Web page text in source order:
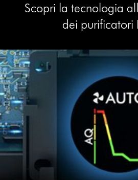
Scopri la tecnologia
dei purificatori
This
is
a
carousel
with
slides.
Use
Next
and
Previous
buttons